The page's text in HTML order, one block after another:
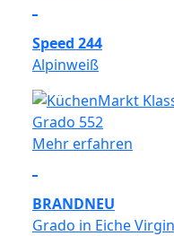
Speed 244
Alpinweiß
Mehr erfahren
BRANDNEU
Grado in Eiche